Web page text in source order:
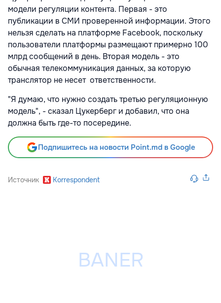
модели регуляции контента. Первая - это
публикации в СМИ проверенной информации. Этого
нельзя сделать на платформе Facebook, поскольку
пользователи платформы размещают примерно 100
млрд сообщений в день. Вторая модель - это
обычная телекоммуникация данных, за которую
транслятор не несет ответственности.
"Я думаю, что нужно создать третью регуляционную
модель", - сказал Цукерберг и добавил, что она
должна быть где-то посередине.
Подпишитесь на новости Point.md в Google
Источник Korrespondent